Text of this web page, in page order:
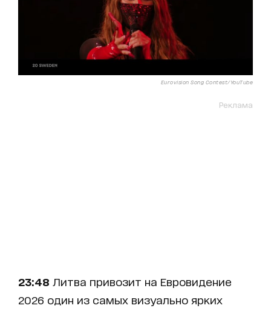
Eurovision Song Contest/YouTube
Реклама
23:48 Литва привозит на Евровидение
2026 один из самых визуально ярких